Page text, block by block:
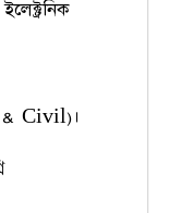
& Civil)।